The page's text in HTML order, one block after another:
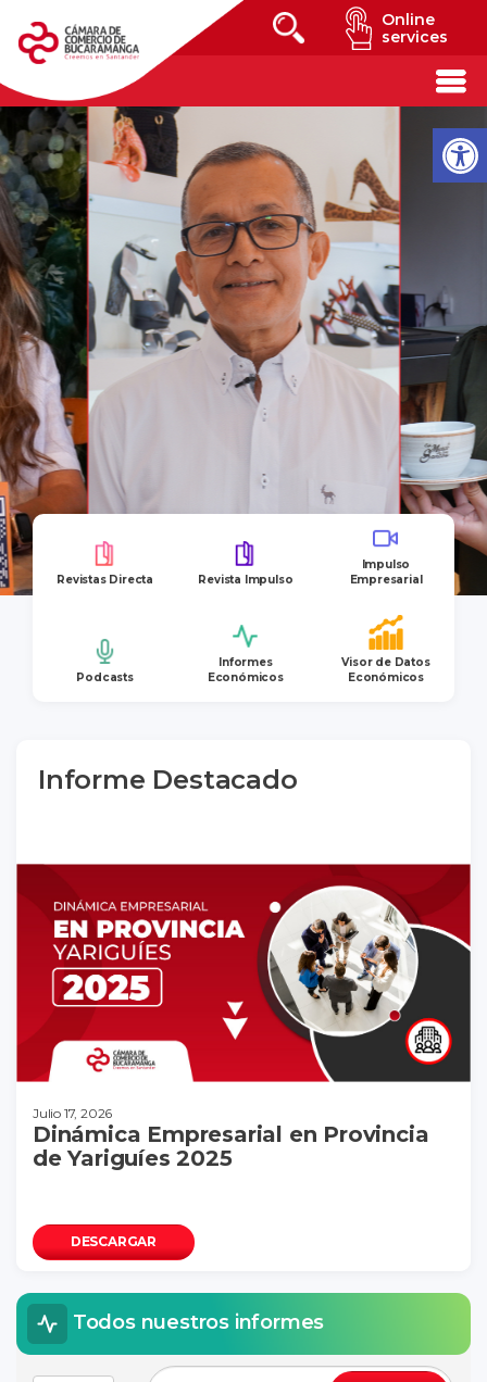
Online
services
Revistas Directa Revista Impulso
Impulso
Empresarial
Podcasts
Informes
Económicos
Visor de Datos
Económicos
Informe Destacado
Julio 17, 2026
Dinámica Empresarial en Provincia
de Yariguíes 2025
DESCARGAR
Todos nuestros informes